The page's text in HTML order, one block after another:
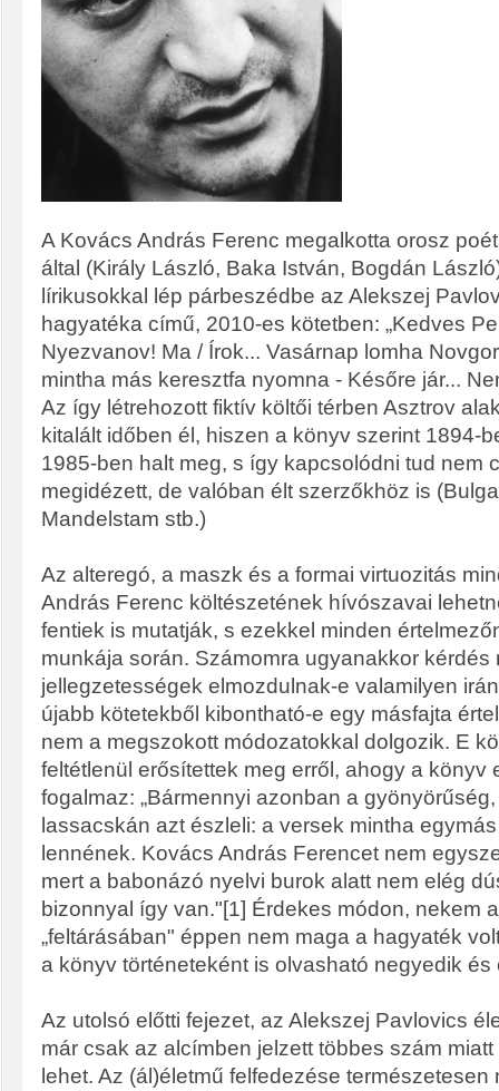
A Kovács András Ferenc megalkotta orosz
által (Király László, Baka István, Bogdán
lírikusokkal lép párbeszédbe az Alekszej
hagyatéka című, 2010-es kötetben: „Kedves
Nyezvanov! Ma / Írok... Vasárnap lomha
mintha más keresztfa nyomna - Későre jár...
Az így létrehozott fiktív költői térben Asztrov
kitalált időben él, hiszen a könyv szerint 1894-
1985-ben halt meg, s így kapcsolódni tud nem
megidézett, de valóban élt szerzőkhöz is
Mandelstam stb.)
Az alteregó, a maszk és a formai virtuozitás
András Ferenc költészetének hívószavai
fentiek is mutatják, s ezekkel minden
munkája során. Számomra ugyanakkor kérdés
jellegzetességek elmozdulnak-e valamilyen
újabb kötetekből kibontható-e egy másfajta
nem a megszokott módozatokkal dolgozik. E
feltétlenül erősítettek meg erről, ahogy a könyv
fogalmaz: „Bármennyi azonban a
lassacskán azt észleli: a versek mintha
lennének. Kovács András Ferencet nem
mert a babonázó nyelvi burok alatt nem elég
bizonnyal így van."[1] Érdekes módon, nekem
„feltárásában" éppen nem maga a hagyaték
a könyv történeteként is olvasható negyedik és
Az utolsó előtti fejezet, az Alekszej Pavlovics
már csak az alcímben jelzett többes szám
lehet. Az (ál)életmű felfedezése